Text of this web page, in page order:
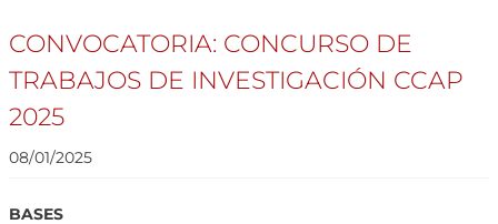
CONVOCATORIA: CONCURSO DE
TRABAJOS DE INVESTIGACIÓN CCAP
2025
08/01/2025
BASES